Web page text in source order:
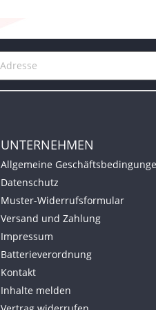
UNTERNEHMEN
Allgemeine
Datenschutz
Muster-Widerrufsformular
Versand und Zahlung
Impressum
Batterieverordnung
Kontakt
Inhalte melden